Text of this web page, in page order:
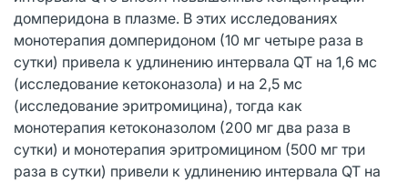
домперидона в плазме. В этих исследованиях
монотерапия домперидоном (10 мг четыре раза в
сутки) привела к удлинению интервала QT на 1,6 мс
(исследование кетоконазола) и на 2,5 мс
(исследование эритромицина), тогда как
монотерапия кетоконазолом (200 мг два раза в
сутки) и монотерапия эритромицином (500 мг три
раза в сутки) привели к удлинению интервала QT на